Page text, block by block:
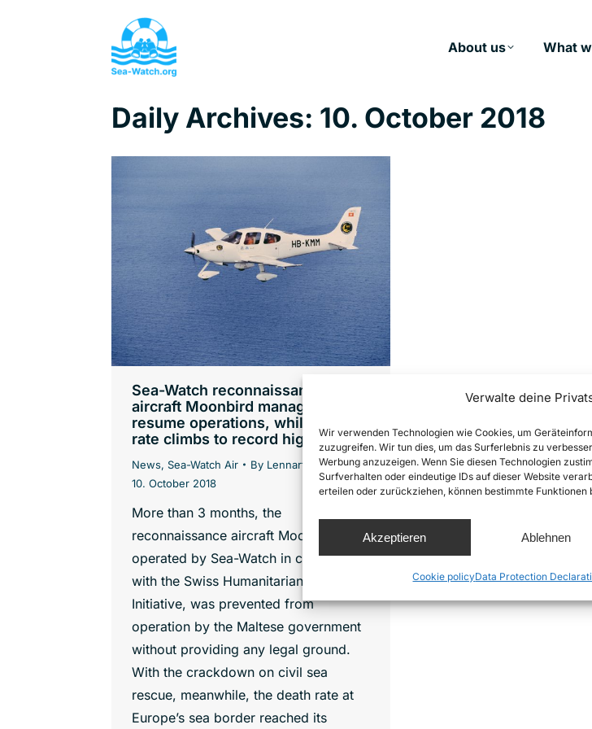
Verwalte deine
Wir verwenden Technologien wie Cookies, um
zuzugreifen. Wir tun dies, um das Surferlebnis zu
Werbung anzuzeigen. Wenn Sie diesen Technologien
Surfverhalten oder eindeutige IDs auf dieser Website
erteilen oder zurückziehen, können bestimmte Funktionen
Akzeptieren Ablehnen
Cookie policyData Protection
About us What
Daily Archives: 10. October 2018
Sea-Watch reconnaissance
aircraft Moonbird manages to
resume operations, while death
rate climbs to record high
News, Sea-Watch Air By Lennart Diesen
10. October 2018
More than 3 months, the
reconnaissance aircraft Moonbird,
operated by Sea-Watch in cooperation
with the Swiss Humanitarian Pilots
Initiative, was prevented from
operation by the Maltese government
without providing any legal ground.
With the crackdown on civil sea
rescue, meanwhile, the death rate at
Europe’s sea border reached its